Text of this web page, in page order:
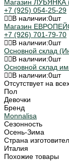
Магазин ЛУБЯНКА
+7 (925) 054-25-29
В наличии:0шт
Магазин
+7 (926) 701-79-70
В наличии:0шт
Основной склад
В наличии:0шт
Основной склад
В наличии:0шт
Отсутствует на
Пол
Девочки
Бренд
Monnalisa
Сезонность
Осень-Зима
Страна
Италия
Похожие товары